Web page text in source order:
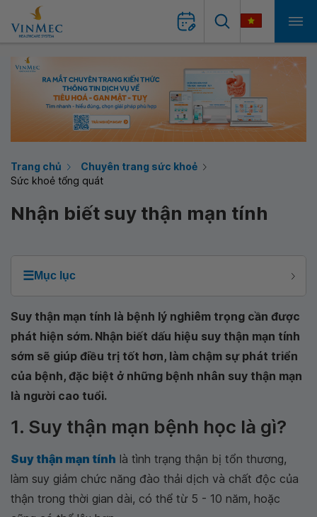
Trang chủ
Chuyên trang sức khoẻ
Sức khoẻ tổng quát
Nhận biết suy thận mạn tính
☰Mục lục
Suy thận mạn tính là bệnh lý nghiêm trọng cần được
phát hiện sớm. Nhận biết dấu hiệu suy thận mạn tính
sớm sẽ giúp điều trị tốt hơn, làm chậm sự phát triển
của bệnh, đặc biệt ở những bệnh nhân suy thận mạn
là người cao tuổi.
1. Suy thận mạn bệnh học là gì?
Suy thận mạn tính là tình trạng thận bị tổn thương,
làm suy giảm chức năng đào thải dịch và chất độc của
thận trong thời gian dài, có thể từ 5 - 10 năm, hoặc